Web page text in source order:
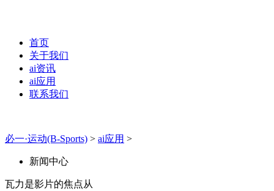
首页
关于我们
ai资讯
ai应用
联系我们
必一·运动(B-Sports) > ai应用 >
新闻中心
瓦力是影片的焦点从